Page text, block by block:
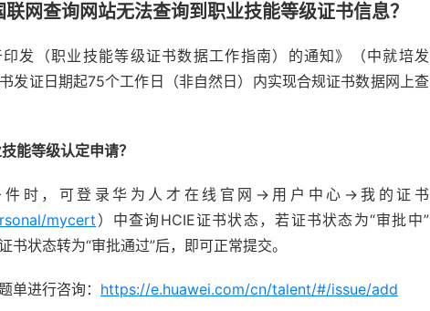
网查询网站无法查询到职业技能等级证书信息？
发（职业技能等级证书数据工作指南）的通知》（中就培发
发证日期起75个工作日（非自然日）内实现合规证书数据网上查
能等级认定申请？
时，可登录华为人才在线官网->用户中心->我的证书
mycert ）中查询HCIE证书状态，若证书状态为“审批中”
状态转为“审批通过”后，即可正常提交。
单进行咨询： https://e.huawei.com/cn/talent/#/issue/add